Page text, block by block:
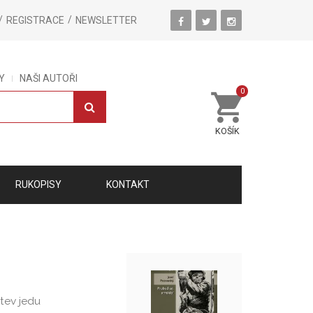
REGISTRACE NEWSLETTER
NAŠI AUTOŘI
KOŠÍK
0
RUKOPISY KONTAKT
jedu